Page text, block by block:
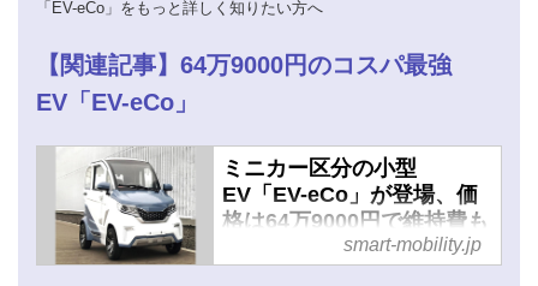
「EV-eCo」をもっと詳しく知りたい方へ
【関連記事】64万9000円のコスパ最強
EV「EV-eCo」
ミニカー区分の小型
EV「EV-eCo」が登場、価
格は64万9000円で維持費も
安い - スマートモビリティ
smart-mobility.jp